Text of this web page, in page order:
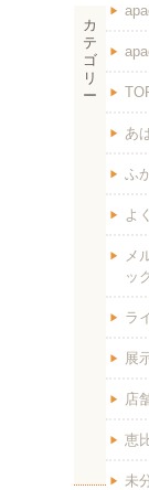
カ
テ
ゴ
リ
ー
あ
ふ
よ
メ
ッ
ラ
展
店
恵
未